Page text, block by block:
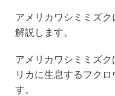
アメリカワシミミズ
解説します。
アメリカワシミミズ
リカに生息するフク
す。